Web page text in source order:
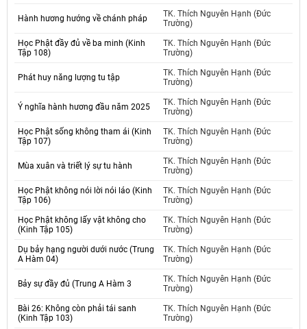
Hành hương hướng về chánh pháp
TK. Thích Nguyên Hạnh (Đức
Trường)
Học Phật đầy đủ về ba minh (Kinh
Tập 108)
TK. Thích Nguyên Hạnh (Đức
Trường)
Phát huy năng lượng tu tập
TK. Thích Nguyên Hạnh (Đức
Trường)
Ý nghĩa hành hương đầu năm 2025
TK. Thích Nguyên Hạnh (Đức
Trường)
Học Phật sống không tham ái (Kinh
Tập 107)
TK. Thích Nguyên Hạnh (Đức
Trường)
Mùa xuân và triết lý sự tu hành
TK. Thích Nguyên Hạnh (Đức
Trường)
Học Phật không nói lời nói láo (Kinh
Tập 106)
TK. Thích Nguyên Hạnh (Đức
Trường)
Học Phật không lấy vật không cho
(Kinh Tập 105)
TK. Thích Nguyên Hạnh (Đức
Trường)
Dụ bảy hạng người dưới nước (Trung
A Hàm 04)
TK. Thích Nguyên Hạnh (Đức
Trường)
Bảy sự đầy đủ (Trung A Hàm 3
TK. Thích Nguyên Hạnh (Đức
Trường)
Bài 26: Không còn phải tái sanh
(Kinh Tập 103)
TK. Thích Nguyên Hạnh (Đức
Trường)